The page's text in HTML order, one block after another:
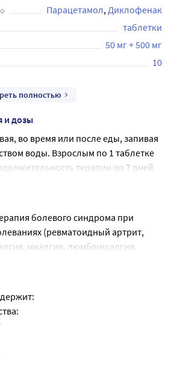
Парацетамол Диклофенак
таблетки
50 мг + 500 мг
10
полностью
и дозы
во время или после еды, запивая
воды. Взрослым по 1 таблетке
терапии до 7 дней.
болевого синдрома при
(ревматоидный артрит,
миалгия, люмбоишалгия,
послеоперационная
мигрень, альгодисменорея,
боль.
терапии инфекционно-
уха, горла, носа с
отит).
крахмал, тальк, магния